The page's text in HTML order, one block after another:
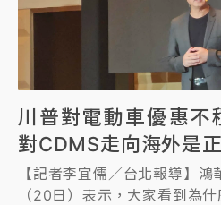
川普對電動車優惠
對CDMS走向海外是
【記者李宜儒／台北報導】
（20日）表示，大家看到為